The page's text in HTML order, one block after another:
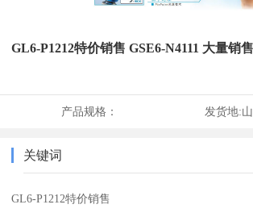
GL6-P1212特价销售 GSE6-N4111 大量销售
产品规格： 发货地:
关键词
GL6-P1212特价销售